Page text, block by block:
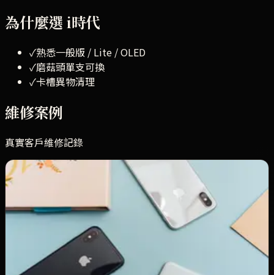
為什麼選 i時代
✓熟悉一般版 / Lite / OLED
✓磨菇頭單支可換
✓卡槽異物清理
維修案例
真實客戶維修記錄
維修前
維修後
Switch OLED 搖桿飄移，當天解決
Nintendo Switch OLED
中和 李小姐
問題：玩遊戲時角色亂動，左 Joy-Con 磨菇頭飄移嚴重